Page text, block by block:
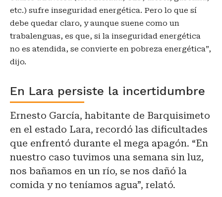
etc.) sufre inseguridad energética. Pero lo que sí
debe quedar claro, y aunque suene como un
trabalenguas, es que, si la inseguridad energética
no es atendida, se convierte en pobreza energética”,
dijo.
En Lara persiste la incertidumbre
Ernesto García, habitante de Barquisimeto
en el estado Lara, recordó las dificultades
que enfrentó durante el mega apagón. “En
nuestro caso tuvimos una semana sin luz,
nos bañamos en un río, se nos dañó la
comida y no teníamos agua”, relató.